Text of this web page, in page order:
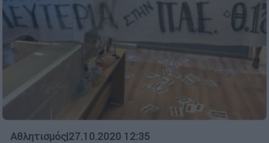
Αθλητισμός|27.10.2020 12:35